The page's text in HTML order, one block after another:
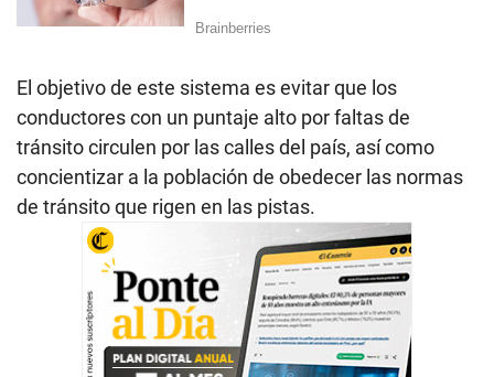
El objetivo de este sistema es evitar que los
conductores con un puntaje alto por faltas de
tránsito circulen por las calles del país, así como
concientizar a la población de obedecer las normas
de tránsito que rigen en las pistas.